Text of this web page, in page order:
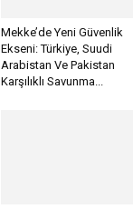
Mekke’de Yeni Güvenlik
Ekseni: Türkiye, Suudi
Arabistan Ve Pakistan
Karşılıklı Savunma...